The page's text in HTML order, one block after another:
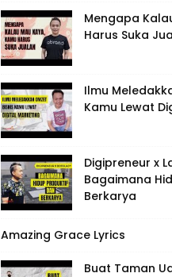
Mengapa
Harus Suka
Ilmu
Kamu Lewat
Digipreneur x
Bagaimana
Berkarya
Amazing Grace Lyrics
Buat Taman